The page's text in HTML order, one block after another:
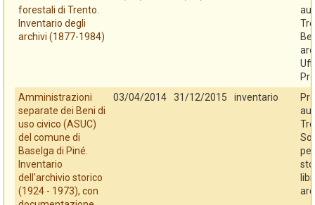
forestali di Trento.
Inventario degli
archivi (1877-1984)
Amministrazioni
separate dei Beni di
uso civico (ASUC)
del comune di
Baselga di Piné.
Inventario
dell'archivio storico
(1924 - 1973), con
03/04/2014 31/12/2015 inventario